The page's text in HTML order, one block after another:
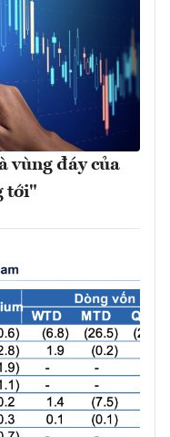
vùng đáy của
tới"